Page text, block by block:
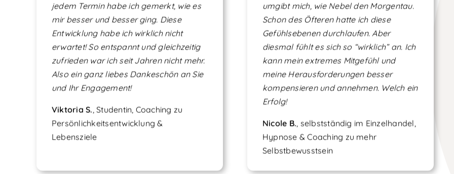
jedem Termin habe ich gemerkt, wie es
mir besser und besser ging. Diese
Entwicklung habe ich wirklich nicht
erwartet! So entspannt und gleichzeitig
zufrieden war ich seit Jahren nicht mehr.
Also ein ganz liebes Dankeschön an Sie
und Ihr Engagement!
Viktoria S., Studentin, Coaching zu
Persönlichkeitsentwicklung &
Lebensziele
umgibt mich, wie Nebel den Morgentau.
Schon des Öfteren hatte ich diese
Gefühlsebenen durchlaufen. Aber
diesmal fühlt es sich so “wirklich” an. Ich
kann mein extremes Mitgefühl und
meine Herausforderungen besser
kompensieren und annehmen. Welch ein
Erfolg!
Nicole B., selbstständig im Einzelhandel,
Hypnose & Coaching zu mehr
Selbstbewusstsein